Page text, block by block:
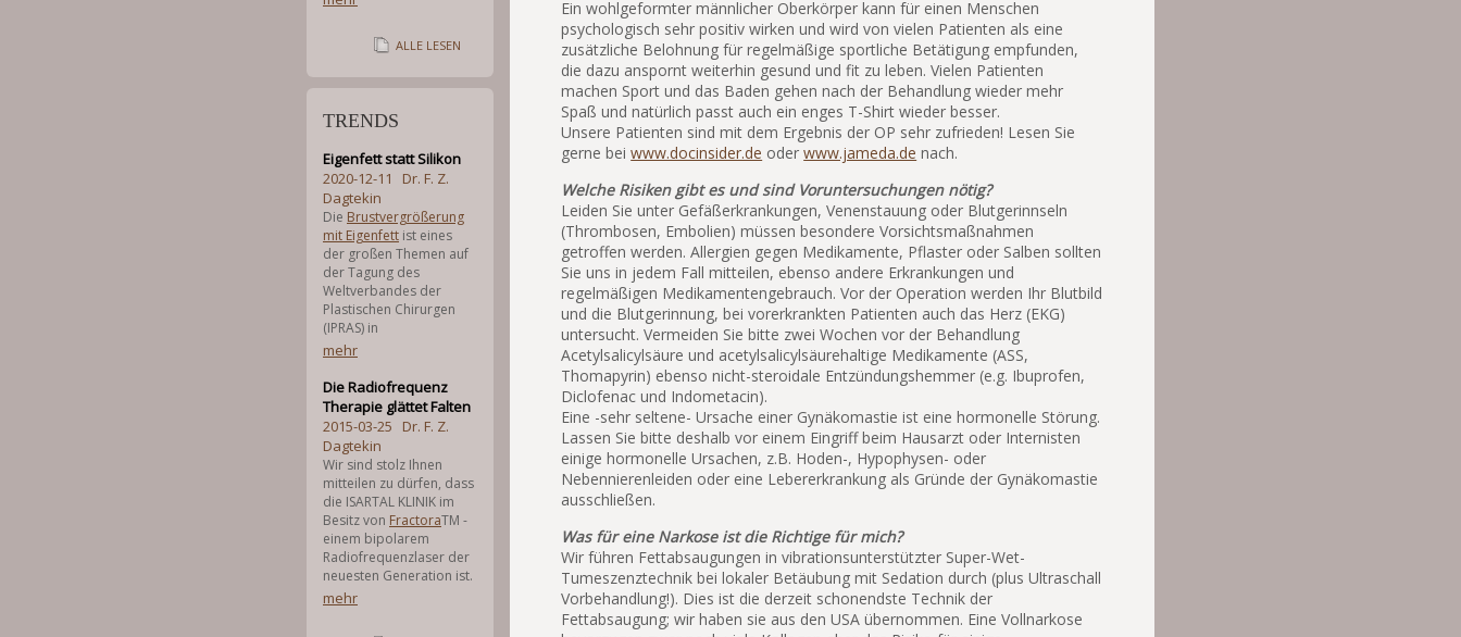
ALLE LESEN
TRENDS
Eigenfett statt Silikon
2020-12-11
Dr. F. Z.
Dagtekin
Die Brustvergrößerung
mit Eigenfett ist eines
der großen Themen auf
der Tagung des
Weltverbandes der
Plastischen Chirurgen
(IPRAS) in
mehr
Die Radiofrequenz
Therapie glättet Falten
2015-03-25
Dr. F. Z.
Dagtekin
Wir sind stolz Ihnen
mitteilen zu dürfen, dass
die ISARTAL KLINIK im
Besitz von FractoraTM -
einem bipolarem
Radiofrequenzlaser der
neuesten Generation ist.
mehr
Ein wohlgeformter männlicher Oberkörper kann für einen Menschen
psychologisch sehr positiv wirken und wird von vielen Patienten als eine
zusätzliche Belohnung für regelmäßige sportliche Betätigung empfunden,
die dazu anspornt weiterhin gesund und fit zu leben. Vielen Patienten
machen Sport und das Baden gehen nach der Behandlung wieder mehr
Spaß und natürlich passt auch ein enges T-Shirt wieder besser.
Unsere Patienten sind mit dem Ergebnis der OP sehr zufrieden! Lesen Sie
gerne beiwww.docinsider.de oderwww.jameda.de nach.
Welche Risiken gibt es und sind Voruntersuchungen nötig?
Leiden Sie unter Gefäßerkrankungen, Venenstauung oder Blutgerinnseln
(Thrombosen, Embolien) müssen besondere Vorsichtsmaßnahmen
getroffen werden. Allergien gegen Medikamente, Pflaster oder Salben sollten
Sie uns in jedem Fall mitteilen, ebenso andere Erkrankungen und
regelmäßigen Medikamentengebrauch. Vor der Operation werden Ihr Blutbild
und die Blutgerinnung, bei vorerkrankten Patienten auch das Herz (EKG)
untersucht. Vermeiden Sie bitte zwei Wochen vor der Behandlung
Acetylsalicylsäure und acetylsalicylsäurehaltige Medikamente (ASS,
Thomapyrin) ebenso nicht-steroidale Entzündungshemmer (e.g. Ibuprofen,
Diclofenac und Indometacin).
Eine -sehr seltene- Ursache einer Gynäkomastie ist eine hormonelle Störung.
Lassen Sie bitte deshalb vor einem Eingriff beim Hausarzt oder Internisten
einige hormonelle Ursachen, z.B. Hoden-, Hypophysen- oder
Nebennierenleiden oder eine Lebererkrankung als Gründe der Gynäkomastie
ausschließen.
Was für eine Narkose ist die Richtige für mich?
Wir führen Fettabsaugungen in vibrationsunterstützter Super-Wet-
Tumeszenztechnik bei lokaler Betäubung mit Sedation durch (plus Ultraschall
Vorbehandlung!). Dies ist die derzeit schonendste Technik der
Fettabsaugung; wir haben sie aus den USA übernommen. Eine Vollnarkose